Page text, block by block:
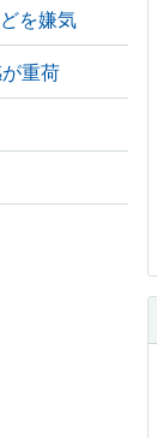
を嫌気
重荷